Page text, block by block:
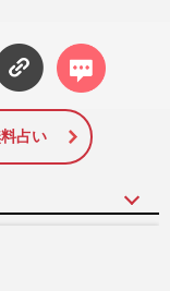
コメン
ト
占い
グ》実に面白
の『ガリレ